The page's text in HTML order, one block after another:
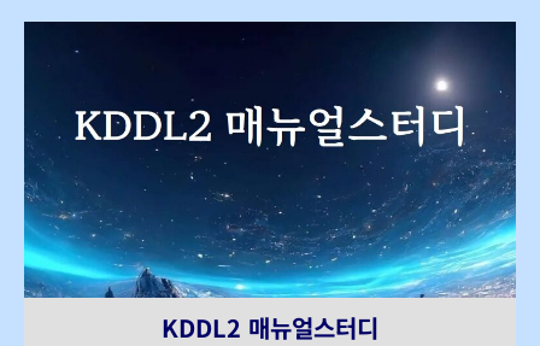
KDDL2 매뉴얼스터디